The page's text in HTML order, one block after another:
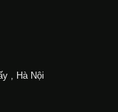
, Hà Nội